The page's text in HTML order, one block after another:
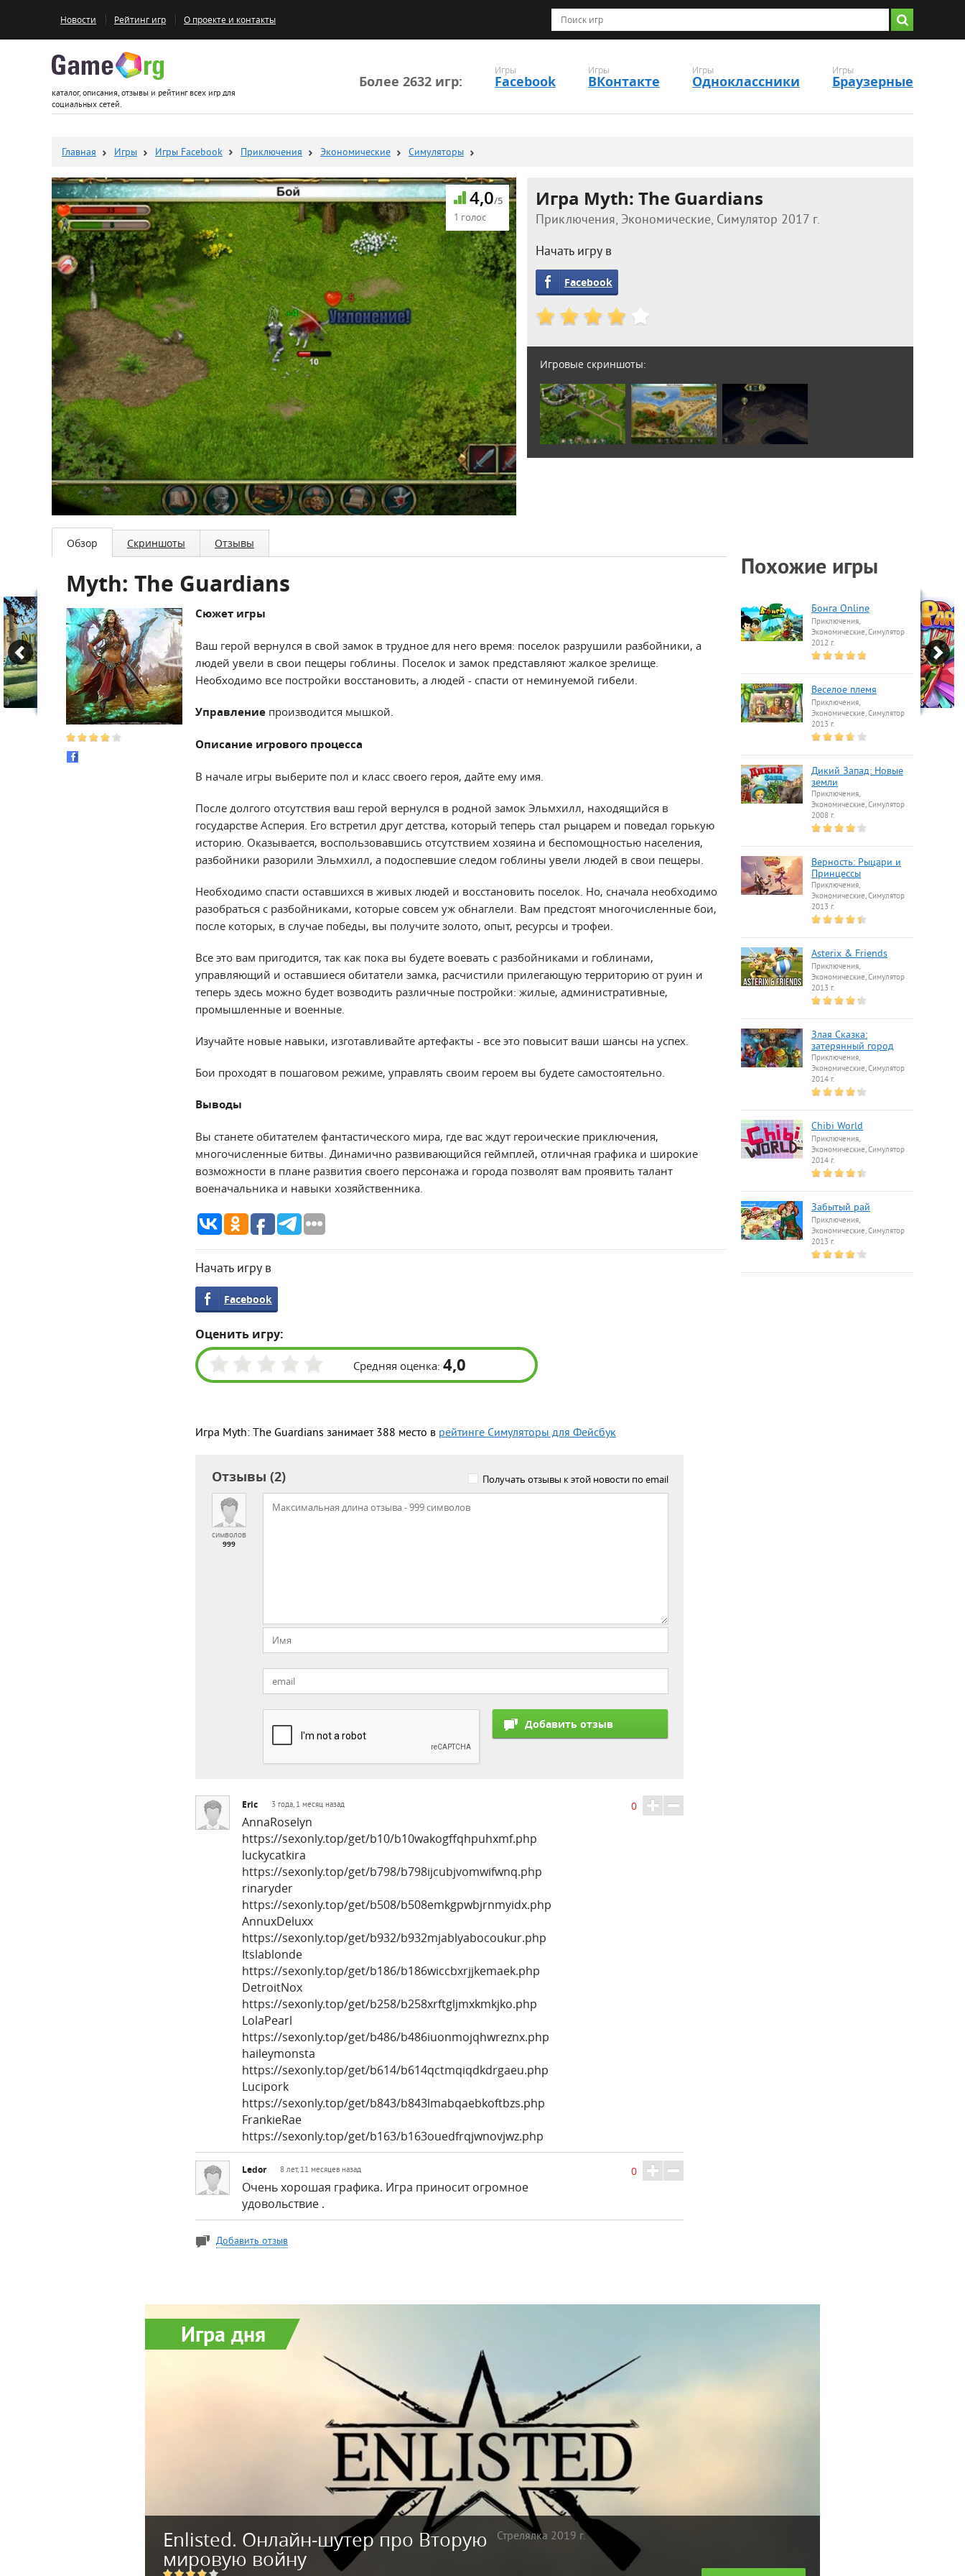
Новости Рейтинг игр О проекте и контакты
Более 2632 игр:
Игры
Facebook
Игры
ВКонтакте
Игры
Одноклассники
Игры
Браузерные
каталог, описания, отзывы и рейтинг всех игр для
социальных сетей.
Главная Игры Игры Facebook Приключения Экономические Симуляторы
4,0/5
1 голос
Игра Myth: The Guardians
Приключения, Экономические, Симулятор 2017 г.
Начать игру в
Facebook
Игровые скриншоты:
Обзор Скриншоты Отзывы
Myth: The Guardians
Сюжет игры
Ваш герой вернулся в свой замок в трудное для него время: поселок разрушили разбойники, а
людей увели в свои пещеры гоблины. Поселок и замок представляют жалкое зрелище.
Необходимо все постройки восстановить, а людей - спасти от неминуемой гибели.
Управление производится мышкой.
Описание игрового процесса
В начале игры выберите пол и класс своего героя, дайте ему имя.
После долгого отсутствия ваш герой вернулся в родной замок Эльмхилл, находящийся в
государстве Асперия. Его встретил друг детства, который теперь стал рыцарем и поведал горькую
историю. Оказывается, воспользовавшись отсутствием хозяина и беспомощностью населения,
разбойники разорили Эльмхилл, а подоспевшие следом гоблины увели людей в свои пещеры.
Необходимо спасти оставшихся в живых людей и восстановить поселок. Но, сначала необходимо
разобраться с разбойниками, которые совсем уж обнаглели. Вам предстоят многочисленные бои,
после которых, в случае победы, вы получите золото, опыт, ресурсы и трофеи.
Все это вам пригодится, так как пока вы будете воевать с разбойниками и гоблинами,
управляющий и оставшиеся обитатели замка, расчистили прилегающую территорию от руин и
теперь здесь можно будет возводить различные постройки: жилые, административные,
промышленные и военные.
Изучайте новые навыки, изготавливайте артефакты - все это повысит ваши шансы на успех.
Бои проходят в пошаговом режиме, управлять своим героем вы будете самостоятельно.
Выводы
Вы станете обитателем фантастического мира, где вас ждут героические приключения,
многочисленные битвы. Динамично развивающийся геймплей, отличная графика и широкие
возможности в плане развития своего персонажа и города позволят вам проявить талант
военачальника и навыки хозяйственника.
Начать игру в
Facebook
Оценить игру:
Средняя оценка: 4,0
Игра Myth: The Guardians занимает 388 место в рейтинге Симуляторы для Фейсбук
Отзывы (2) Получать отзывы к этой новости по email
символов
999
Eric 3 года, 1 месяц назад
AnnaRoselyn
https://sexonly.top/get/b10/b10wakogffqhpuhxmf.php
luckycatkira
https://sexonly.top/get/b798/b798ijcubjvomwifwnq.php
rinaryder
https://sexonly.top/get/b508/b508emkgpwbjrnmyidx.php
AnnuxDeluxx
https://sexonly.top/get/b932/b932mjablyabocoukur.php
Itslablonde
https://sexonly.top/get/b186/b186wiccbxrjjkemaek.php
DetroitNox
https://sexonly.top/get/b258/b258xrftgljmxkmkjko.php
LolaPearl
https://sexonly.top/get/b486/b486iuonmojqhwreznx.php
haileymonsta
https://sexonly.top/get/b614/b614qctmqiqdkdrgaeu.php
Lucipork
https://sexonly.top/get/b843/b843lmabqaebkoftbzs.php
FrankieRae
https://sexonly.top/get/b163/b163ouedfrqjwnovjwz.php
0
Ledor 8 лет, 11 месяцев назад
Очень хорошая графика. Игра приносит огромное
удовольствие .
0
Добавить отзыв
Похожие игры
Бонга Online
Приключения,
Экономические, Симулятор
2012 г.
Веселое племя
Приключения,
Экономические, Симулятор
2013 г.
Дикий Запад: Новые
земли
Приключения,
Экономические, Симулятор
2008 г.
Верность: Рыцари и
Принцессы
Приключения,
Экономические, Симулятор
2013 г.
Asterix & Friends
Приключения,
Экономические, Симулятор
2013 г.
Злая Сказка:
затерянный город
Приключения,
Экономические, Симулятор
2014 г.
Chibi World
Приключения,
Экономические, Симулятор
2014 г.
Забытый рай
Приключения,
Экономические, Симулятор
2013 г.
Игра дня
Enlisted. Онлайн-шутер про Вторую
мировую войну
Стрелялка 2019 г.